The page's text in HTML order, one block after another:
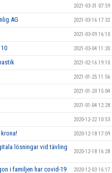
2021-03-31 07:59
AG 2021-03-16 17:32
2021-03-09 16:10
2021-03-04 11:20
2021-02-16 19:10
2021-01-25 11:56
2021-01-20 15:04
2021-01-04 12:28
2020-12-22 10:53
2020-12-18 17:09
lösningar vid tävling
2020-12-18 16:28
i familjen har covid-19 2020-12-03 16:17